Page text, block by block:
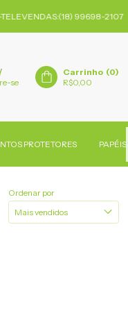
99698-2107
/
se
Carrinho (0)
R$0,00
PROTETORES PAPÉIS
Ordenar por